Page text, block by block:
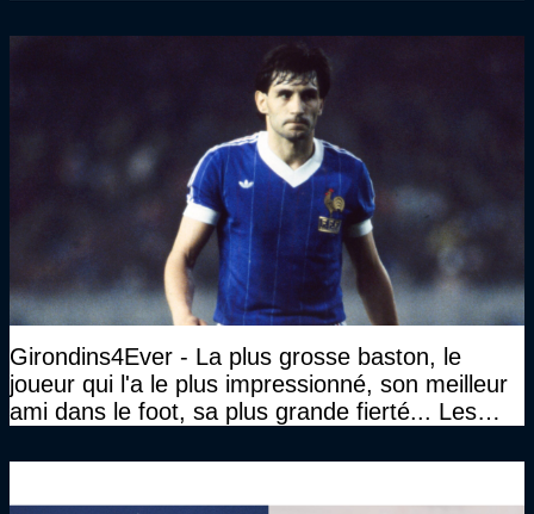
Girondins4Ever - La plus grosse baston, le
joueur qui l'a le plus impressionné, son meilleur
ami dans le foot, sa plus grande fierté... Les